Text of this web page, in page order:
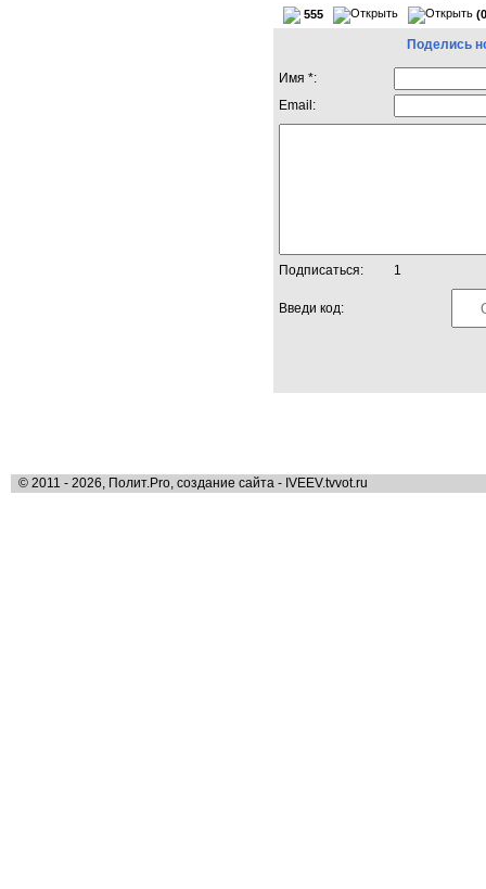
555
Поделись
Имя *:
Email:
Подписаться: 1
Введи код:
© 2011 - 2026, Полит.Pro, создание сайта - IVEEV.tvvot.ru